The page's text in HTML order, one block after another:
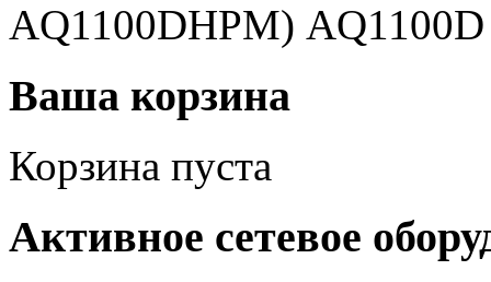
AQ1100DHPM)
Ваша корзина
Корзина пуста
Активное сетевое